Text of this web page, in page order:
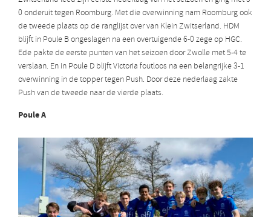
0 onderuit tegen Roomburg. Met die overwinning nam Roomburg ook
de tweede plaats op de ranglijst over van Klein Zwitserland. HDM
blijft in Poule B ongeslagen na een overtuigende 6-0 zege op HGC.
Ede pakte de eerste punten van het seizoen door Zwolle met 5-4 te
verslaan. En in Poule D blijft Victoria foutloos na een belangrijke 3-1
overwinning in de topper tegen Push. Door deze nederlaag zakte
Push van de tweede naar de vierde plaats.
Poule A